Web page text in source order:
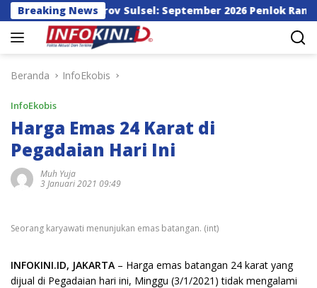
Langsung
ke
konten
Breaking News
Sulsel: September 2026 Penlok Rampung!
Beranda InfoEkobis
InfoEkobis
Harga Emas 24 Karat di
Pegadaian Hari Ini
Muh Yuja
3 Januari 2021 09:49
Seorang karyawati menunjukan emas batangan. (int)
INFOKINI.ID, JAKARTA – Harga emas batangan 24 karat yang
dijual di Pegadaian hari ini, Minggu (3/1/2021) tidak mengalami